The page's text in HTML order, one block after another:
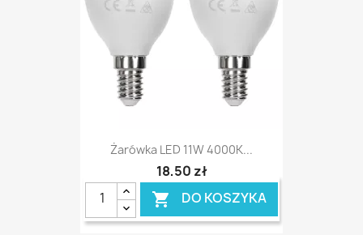
Żarówka LED 11W 4000K...
18,50 zł
 DO KOSZYKA